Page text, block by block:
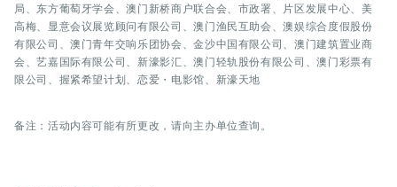
局、东方葡萄牙学会、澳门新桥商户联合会、市政署、片区发展中心、美
高梅、显意会议展览顾问有限公司、澳门渔民互助会、澳娱综合度假股份
有限公司、澳门青年交响乐团协会、金沙中国有限公司、澳门建筑置业商
会、艺嘉国际有限公司、新濠影汇、澳门轻轨股份有限公司、澳门彩票有
限公司、握紧希望计划、恋爱・电影馆、新濠天地
备注：活动内容可能有所更改，请向主办单位查询。